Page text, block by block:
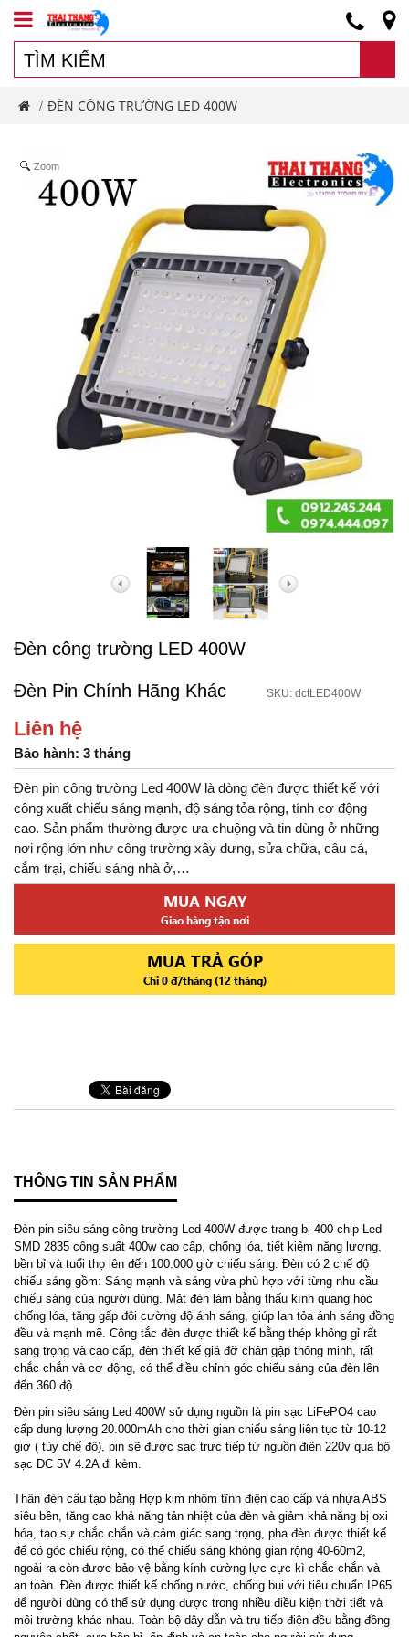
/ ĐÈN CÔNG TRƯỜNG LED 400W
Zoom
Đèn công trường LED 400W
Đèn Pin Chính Hãng Khác SKU: dctLED400W
Liên hệ
Bảo hành: 3 tháng
Đèn pin công trường Led 400W là dòng đèn được thiết kế với
công xuất chiếu sáng mạnh, độ sáng tỏa rộng, tính cơ động
cao. Sản phẩm thường được ưa chuộng và tin dùng ở những
nơi rộng lớn như công trường xây dưng, sửa chữa, câu cá,
cắm trại, chiếu sáng nhà ở,…
MUA NGAY
Giao hàng tận nơi
MUA TRẢ GÓP
Chỉ 0 đ/tháng (12 tháng)
THÔNG TIN SẢN PHẨM
Đèn pin siêu sáng công trường Led 400W được trang bị 400 chip Led
SMD 2835 công suất 400w cao cấp, chống lóa, tiết kiệm năng lượng,
bền bỉ và tuổi thọ lên đến 100.000 giờ chiếu sáng. Đèn có 2 chế độ
chiếu sáng gồm: Sáng mạnh và sáng vừa phù hợp với từng nhu cầu
chiếu sáng của người dùng. Mặt đèn làm bằng thấu kính quang học
chống lóa, tăng gấp đôi cường độ ánh sáng, giúp lan tỏa ánh sáng đồng
đều và mạnh mẽ. Công tắc đèn được thiết kế bằng thép không gỉ rất
sang trọng và cao cấp, đèn thiết kế giá đỡ chân gập thông minh, rất
chắc chắn và cơ động, có thể điều chỉnh góc chiếu sáng của đèn lên
đến 360 độ.
Đèn pin siêu sáng Led 400W sử dụng nguồn là pin sạc LiFePO4 cao
cấp dung lượng 20.000mAh cho thời gian chiếu sáng liên tục từ 10-12
giờ ( tùy chế độ), pin sẽ được sạc trực tiếp từ nguồn điện 220v qua bộ
sạc DC 5V 4.2A đi kèm.
Thân đèn cấu tạo bằng Hợp kim nhôm tĩnh điện cao cấp và nhựa ABS
siêu bền, tăng cao khả năng tản nhiệt của đèn và giảm khả năng bị oxi
hóa, tạo sự chắc chắn và cảm giác sang trọng, pha đèn được thiết kế
để có góc chiếu rộng, có thể chiếu sáng không gian rộng 40-60m2,
ngoài ra còn được bảo vệ bằng kính cường lực cực kì chắc chắn và
an toàn. Đèn được thiết kế chống nước, chống bụi với tiêu chuẩn IP65
để người dùng có thể sử dụng được trong nhiều điều kiện thời tiết và
môi trường khác nhau. Toàn bộ dây dẫn và trụ tiếp điện đều bằng đồng